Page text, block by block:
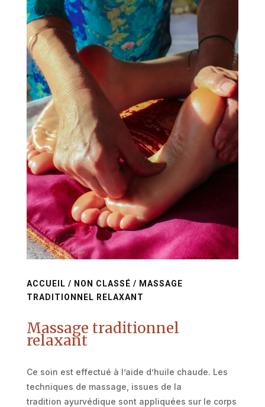
ACCUEIL / NON CLASSÉ / MASSAGE
TRADITIONNEL RELAXANT
Massage traditionnel
relaxant
Ce soin est effectué à l’aide d’huile chaude. Les
techniques de massage, issues de la
tradition ayurvédique sont appliquées sur le corps